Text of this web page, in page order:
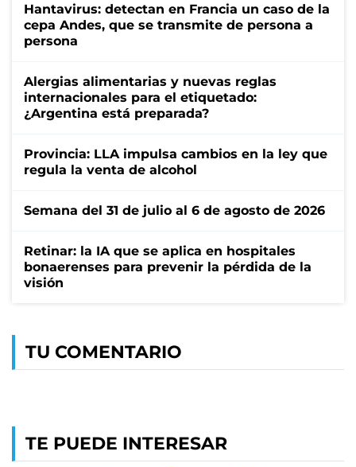
Hantavirus: detectan en Francia un caso de la
cepa Andes, que se transmite de persona a
persona
Alergias alimentarias y nuevas reglas
internacionales para el etiquetado:
¿Argentina está preparada?
Provincia: LLA impulsa cambios en la ley que
regula la venta de alcohol
Semana del 31 de julio al 6 de agosto de 2026
Retinar: la IA que se aplica en hospitales
bonaerenses para prevenir la pérdida de la
visión
TU COMENTARIO
TE PUEDE INTERESAR